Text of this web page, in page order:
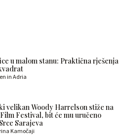
u malom stanu: Praktična rješenja
in Adria
velikan Woody Harrelson stiže na
Festival, bit će mu uručeno
Sarajeva
Kamočaji